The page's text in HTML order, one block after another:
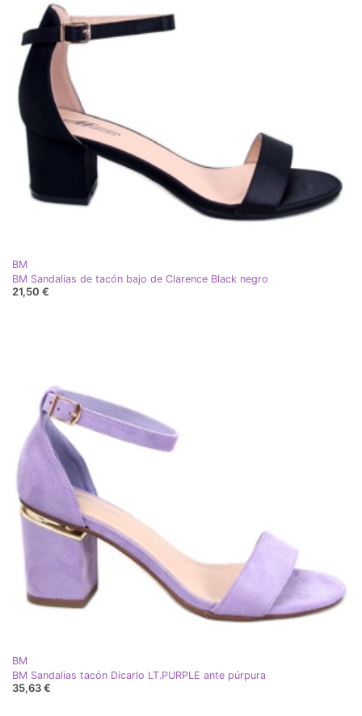
BM
BM Sandalias de tacón bajo de Clarence Black negro
21,50 €
BM
BM Sandalias tacón Dicarlo LT.PURPLE ante púrpura
35,63 €